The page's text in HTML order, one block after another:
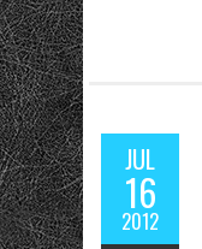
JUL
16
2012